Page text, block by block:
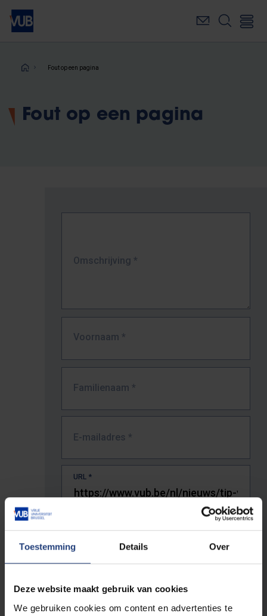
Toestemming Details Over
Deze website maakt gebruik van cookies
We gebruiken cookies om content en advertenties te
Overslaan
naar
inhoudKruimelpad
Fout op een pagina
Fout op een pagina
Omschrijving *
Voornaam *
Familienaam *
E-mailadres *
URL *
De volledige URL van de pagina waar je de fout zag.